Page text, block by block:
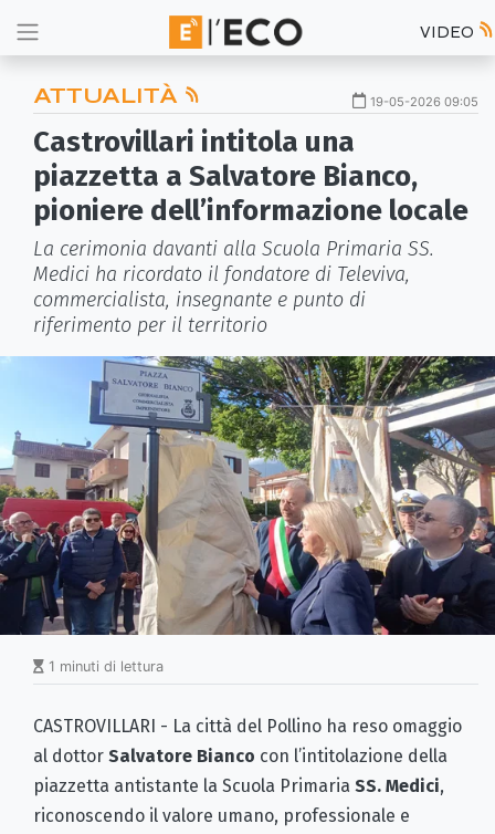
VIDEO
ATTUALITÀ 19-05-2026 09:05
Castrovillari intitola una
piazzetta a Salvatore Bianco,
pioniere dell’informazione locale
La cerimonia davanti alla Scuola Primaria SS.
Medici ha ricordato il fondatore di Televiva,
commercialista, insegnante e punto di
riferimento per il territorio
1 minuti di lettura
CASTROVILLARI - La città del Pollino ha reso omaggio
al dottor Salvatore Bianco con l’intitolazione della
piazzetta antistante la Scuola Primaria SS. Medici,
riconoscendo il valore umano, professionale e